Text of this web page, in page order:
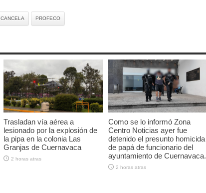
CANCELA PROFECO
Trasladan vía aérea a
lesionado por la explosión de
la pipa en la colonia Las
Granjas de Cuernavaca
2 horas atras
Como se lo informó Zona
Centro Noticias ayer fue
detenido el presunto homicida
de papá de funcionario del
ayuntamiento de Cuernavaca.
2 horas atras